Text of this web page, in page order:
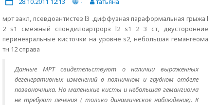
мрт закл, псевдоантистез l3 .диффузная параформальная грыжа l
2 s1 смежный спондилоартрорз l2 s1 2 3 ст, двусторонние
периневральные кисточки на уровне s2, небольшая гемангеома
тн 12 справа
Данные МРТ свидетельствуют о наличии выраженных
дегенеративных изменений в пояничном и грудном отделе
позвоночника. Но маленькие кисты и небольшая гемангиома
не требуют лечения ( только динамическое наблюдение). К